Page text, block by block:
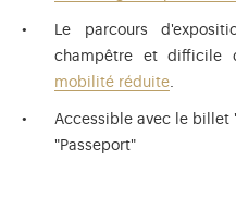
Le parcours
champêtre et difficile
mobilité réduite
Accessible avec le billet
"Passeport"